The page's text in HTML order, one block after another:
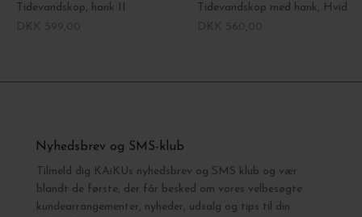
Tidevandskop, hank II
Tidevandskop med hank, Hvid
Nyhedsbrev og SMS-klub
Tilmeld dig KAiKUs nyhedsbrev og SMS klub og vær
blandt de første, der får besked om vores velbesøgte
kundearrangementer, nyheder, udsalg og tips til din